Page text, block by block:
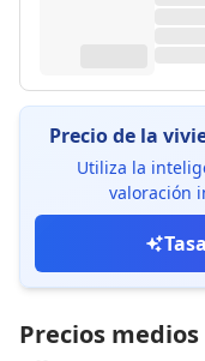
Precio de la
Utiliza la
valoración
Precios